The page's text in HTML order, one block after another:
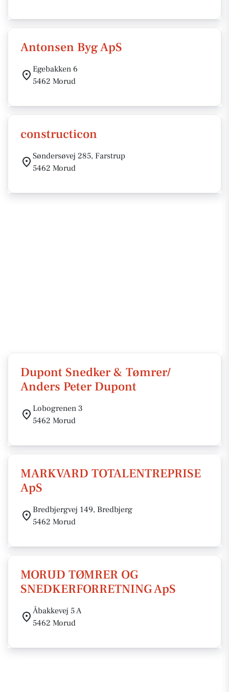
Antonsen Byg ApS
Egebakken 6
5462 Morud
constructicon
Søndersøvej 285, Farstrup
5462 Morud
Dupont Snedker & Tømrer/
Anders Peter Dupont
Lobogrenen 3
5462 Morud
MARKVARD TOTALENTREPRISE
ApS
Bredbjergvej 149, Bredbjerg
5462 Morud
MORUD TØMRER OG
SNEDKERFORRETNING ApS
Åbakkevej 5 A
5462 Morud